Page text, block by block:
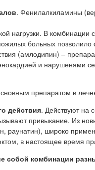
. Фенилалкиламины
нагрузки. В комбинации
больных
(амлодипин) –
и нарушенями
препаратом в
действия. Действуют на
привыкание. Из
раунатин), широко
в настоящее время
собой комбинации